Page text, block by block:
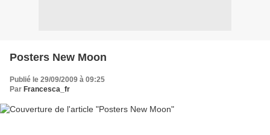
Posters New Moon
Publié le 29/09/2009 à 09:25
Par Francesca_fr